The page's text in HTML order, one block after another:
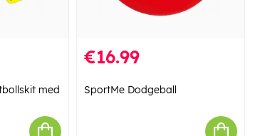
med
€16.99
SportMe Dodgeball